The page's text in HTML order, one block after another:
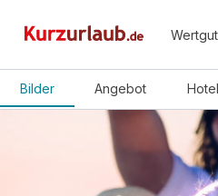
Bilder Angebot Hotel